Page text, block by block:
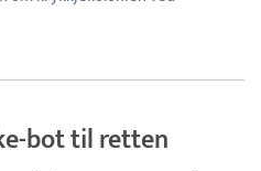
bot til retten